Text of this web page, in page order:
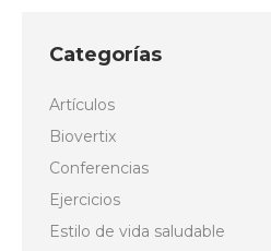
Categorías
Artículos
Biovertix
Conferencias
Ejercicios
Estilo de vida saludable